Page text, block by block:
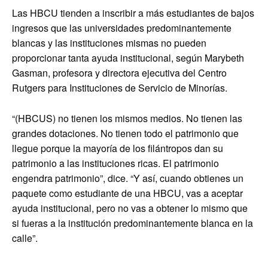
Las HBCU tienden a inscribir a más estudiantes de bajos
ingresos que las universidades predominantemente
blancas y las instituciones mismas no pueden
proporcionar tanta ayuda institucional, según Marybeth
Gasman, profesora y directora ejecutiva del Centro
Rutgers para Instituciones de Servicio de Minorías.
“(HBCUS) no tienen los mismos medios. No tienen las
grandes dotaciones. No tienen todo el patrimonio que
llegue porque la mayoría de los filántropos dan su
patrimonio a las instituciones ricas. El patrimonio
engendra patrimonio”, dice. “Y así, cuando obtienes un
paquete como estudiante de una HBCU, vas a aceptar
ayuda institucional, pero no vas a obtener lo mismo que
si fueras a la institución predominantemente blanca en la
calle”.